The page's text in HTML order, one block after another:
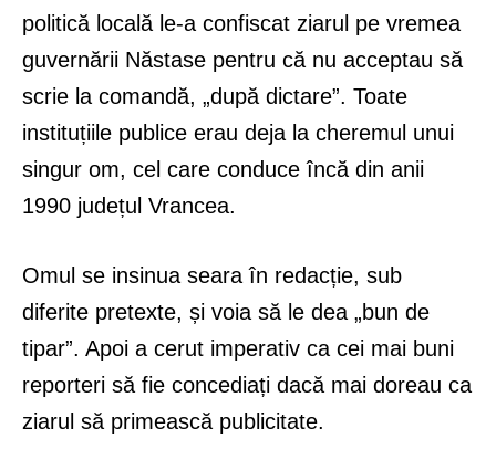
politică locală le-a confiscat ziarul pe vremea
guvernării Năstase pentru că nu acceptau să
scrie la comandă, „după dictare”. Toate
instituțiile publice erau deja la cheremul unui
singur om, cel care conduce încă din anii
1990 județul Vrancea.
Omul se insinua seara în redacție, sub
diferite pretexte, și voia să le dea „bun de
tipar”. Apoi a cerut imperativ ca cei mai buni
reporteri să fie concediați dacă mai doreau ca
ziarul să primească publicitate.